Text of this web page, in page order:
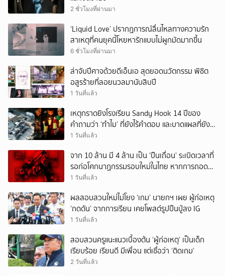
2 ชั่วโมงที่ผ่านมา
‘Liquid Love’ ปรากฏการณ์ลื่นไหลทางความรัก
สาเหตุที่คนยุคนี้โหยหารักแบบไม่ผูกมัดมากขึ้น
6 ชั่วโมงที่ผ่านมา
ล่าจับปีศาจด้วยดีเอ็นเอ สุดยอดนวัตกรรม พิชิต
อสูรร้ายที่ลอยนวลมานับสิบปี
1 วันที่แล้ว
เหตุกราดยิงโรงเรียน Sandy Hook 14 ปีของ
คำถามว่า ‘ทำไม’ ที่ยังไร้คำตอบ และบาดแผลที่ยัง
ทวงความรับผิดชอบไม่จบ
1 วันที่แล้ว
จาก 10 ล้าน มี 4 ล้าน เป็น ‘ปืนเถื่อน’ ระเบิดเวลาที่
รอก่อโศกนาฏกรรมรอบใหม่ในไทย หากการถอดบท
เรียนของรัฐเป็นเพียง ‘ลมปาก’
1 วันที่แล้ว
ผลสอบสวนใหม่ไม่โยง ‘เกม’ นายกฯ เผย ผู้ก่อเหตุ
‘กดดัน’ จากการเรียน เคยโพสต์รูปปืนปู่ลง IG
1 วันที่แล้ว
สอบสวนครูแนะแนวเบื้องต้น ‘ผู้ก่อเหตุ’ เป็นเด็ก
เรียบร้อย เรียนดี มีเพื่อน แต่เชื่อว่า ‘ติดเกม’
2 วันที่แล้ว